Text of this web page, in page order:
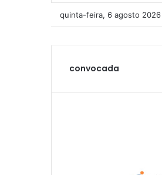
quinta-feira, 6 agosto 2026
convocada